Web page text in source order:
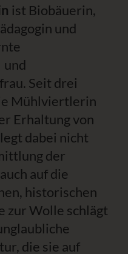
ist Biobäuerin,
und
und
Seit drei
Mühlviertlerin
Erhaltung von
dabei nicht
der
auf die
historischen
zur Wolle schlägt
die sie auf